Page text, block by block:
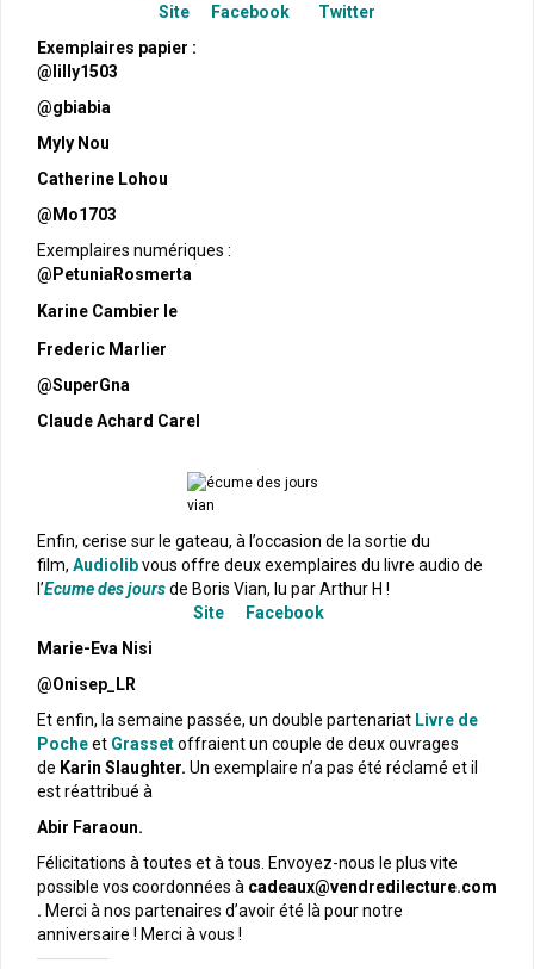
Site Facebook Twitter
Exemplaires papier :
@lilly1503
@gbiabia
Myly Nou
Catherine Lohou
@Mo1703
Exemplaires numériques :
@PetuniaRosmerta
Karine Cambier le
Frederic Marlier
@SuperGna
Claude Achard Carel
Enfin, cerise sur le gateau, à l’occasion de la sortie du
film, Audiolibvous offre deux exemplaires du livre audio de
l’Ecume des joursde Boris Vian, lu par Arthur H !
Site Facebook
Marie-Eva Nisi
@Onisep_LR
Et enfin, la semaine passée, un double partenariat Livre de
Pocheet Grassetoffraient un couple de deux ouvrages
de Karin Slaughter. Un exemplaire n’a pas été réclamé et il
est réattribué à
Abir Faraoun.
Félicitations à toutes et à tous. Envoyez-nous le plus vite
possible vos coordonnées à cadeaux@vendredilecture.com
. Merci à nos partenaires d’avoir été là pour notre
anniversaire ! Merci à vous !